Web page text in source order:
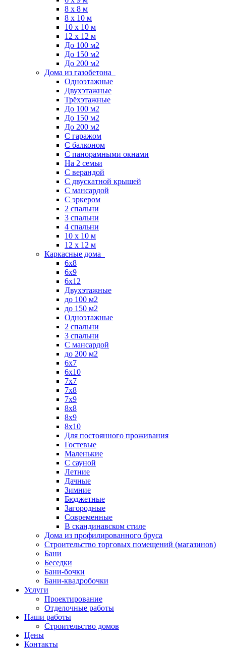
8 x 8 м
8 x 10 м
10 x 10 м
12 x 12 м
До 100 м2
До 150 м2
До 200 м2
Дома из газобетона
Одноэтажные
Двухэтажные
Трёхэтажные
До 100 м2
До 150 м2
До 200 м2
С гаражом
С балконом
С панорамными окнами
На 2 семьи
С верандой
С двускатной крышей
С мансардой
С эркером
2 спальни
3 спальни
4 спальни
10 x 10 м
12 x 12 м
Каркасные дома
6х8
6х9
6х12
Двухэтажные
до 100 м2
до 150 м2
Одноэтажные
2 спальни
3 спальни
С мансардой
до 200 м2
6х7
6х10
7х7
7х8
7х9
8х8
8х9
8х10
Для постоянного проживания
Гостевые
Маленькие
С сауной
Летние
Дачные
Зимние
Бюджетные
Загородные
Современные
В скандинавском стиле
Дома из профилированного бруса
Строительство торговых помещений (магазинов)
Бани
Беседки
Бани-бочки
Бани-квадробочки
Услуги
Проектирование
Отделочные работы
Наши работы
Строительство домов
Цены
Контакты